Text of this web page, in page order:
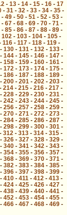
- 13 - 14 - 15 - 16 - 17
- 31 - 32 - 33 - 34 - 35 -
- 49- 50- 51- 52- 53-
- 67- 68- 69- 70- 71-
- 85- 86- 87- 88- 89-
102- 103- 104- 105-
116 - 117 - 118 - 119 -
130- 131- 132- 133-
144- 145- 146- 147-
158- 159- 160- 161-
172- 173- 174- 175-
186- 187- 188- 189-
200- 201- 202- 203-
- 214 - 215 - 216 - 217 -
228- 229- 230- 231-
242- 243- 244- 245-
256- 257- 258- 259-
270- 271- 272- 273-
284- 285- 286- 287-
298- 299- 300- 301-
- 312 - 313 - 314 - 315 -
326- 327- 328- 329-
340- 341- 342- 343-
354- 355- 356- 357-
368- 369- 370- 371-
382- 383- 384- 385-
396- 397- 398- 399-
- 410 - 411 - 412 - 413 -
424- 425- 426- 427-
438- 439- 440- 441-
452- 453- 454- 455-
466- 467- 468- 469-